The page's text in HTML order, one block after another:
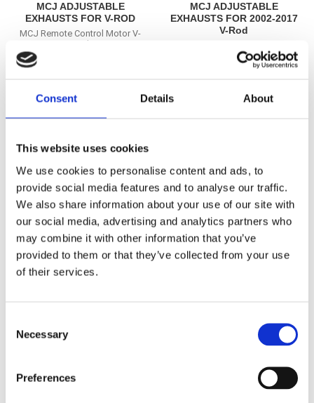
Consent Details About
This website uses cookies
We use cookies to personalise content and ads, to
provide social media features and to analyse our traffic.
We also share information about your use of our site with
our social media, advertising and analytics partners who
may combine it with other information that you’ve
provided to them or that they’ve collected from your use
of their services.
Necessary
Preferences
MCJ ADJUSTABLE
EXHAUSTS FOR V-ROD
MCJ Remote Control Motor V-
Rod
5 145
MCJ ADJUSTABLE
EXHAUSTS FOR 2002-2017
V-Rod
Chrome
Z749950
19 825KR